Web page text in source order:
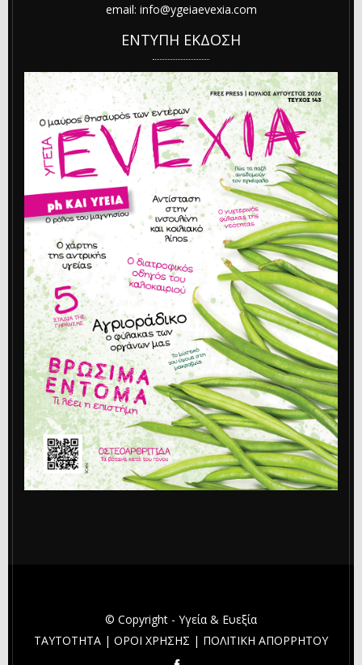
email: info@ygeiaevexia.com
ΕΝΤΥΠΗ ΕΚΔΟΣΗ
© Copyright - Υγεία & Ευεξία
ΤΑΥΤΟΤΗΤΑ | ΟΡΟΙ ΧΡΗΣΗΣ | ΠΟΛΙΤΙΚΗ ΑΠΟΡΡΗΤΟΥ